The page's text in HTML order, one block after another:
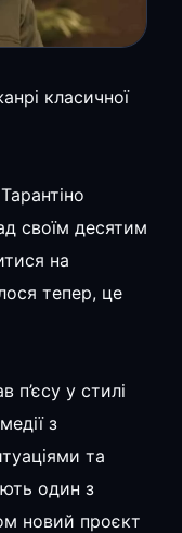
класичної
своїм десятим
на
тепер, це
п’єсу у стилі
з
та
один з
новий проєкт